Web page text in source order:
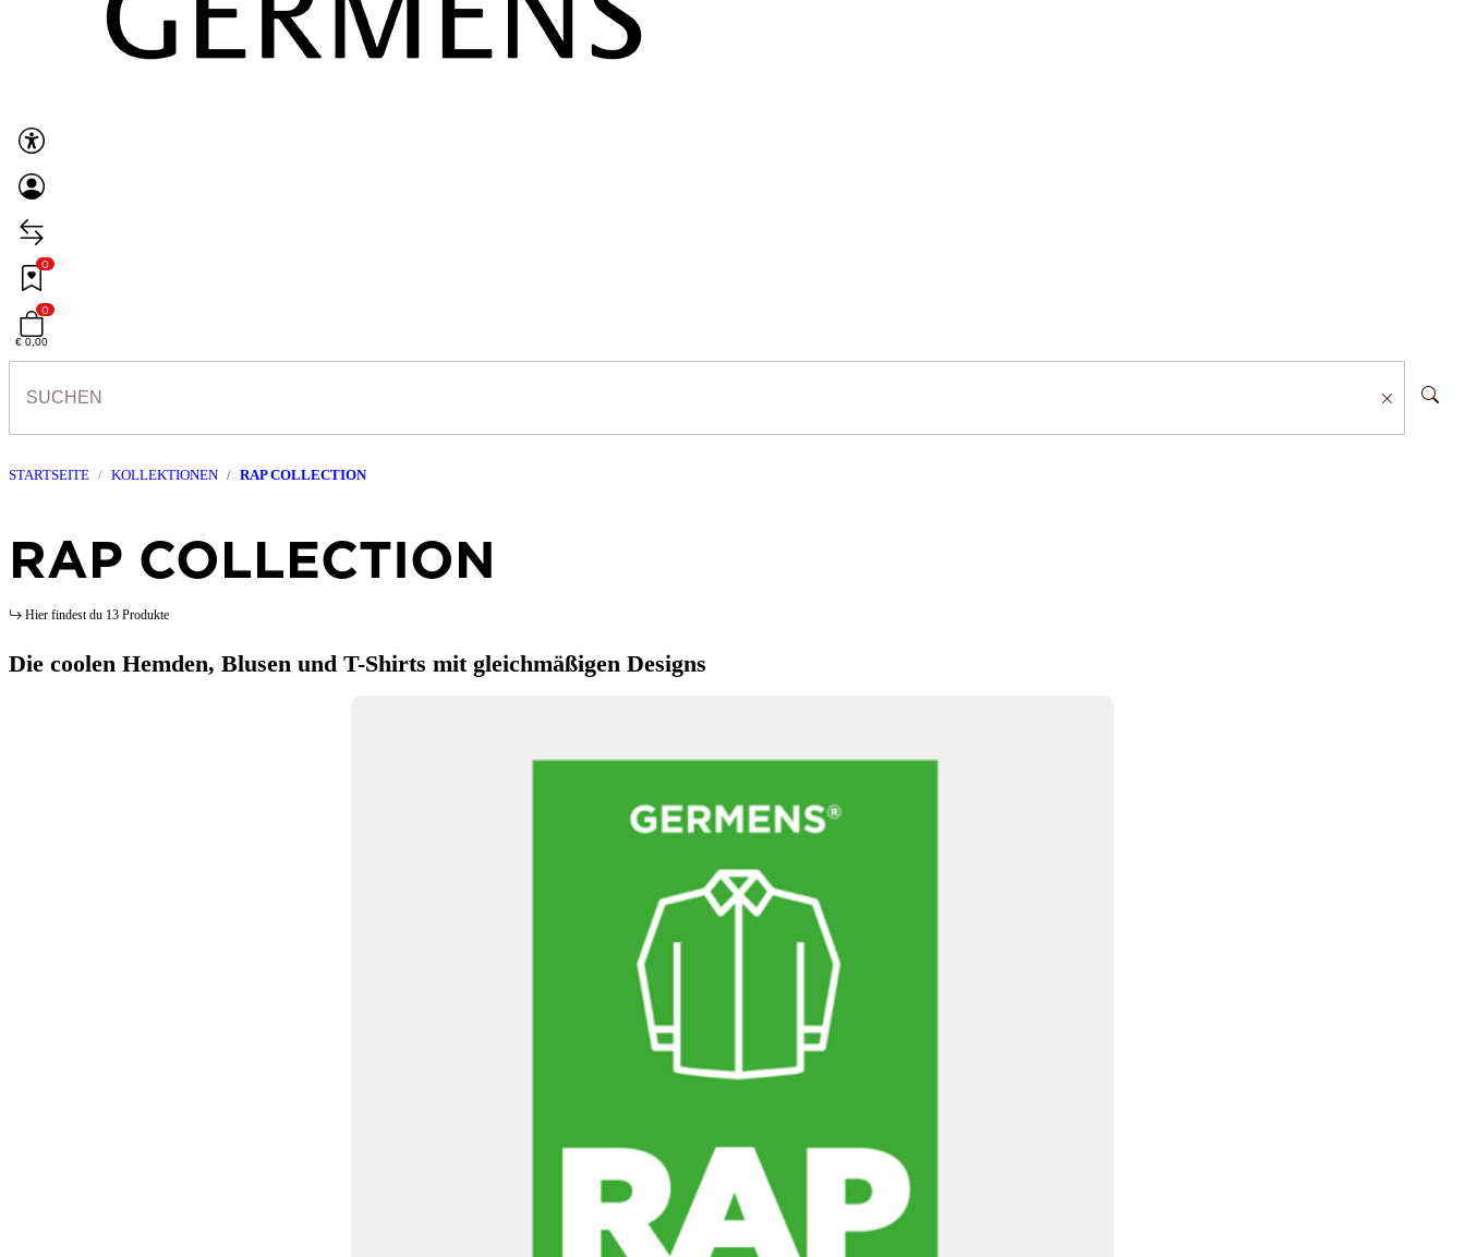
0
0
€ 0,00
STARTSEITE KOLLEKTIONEN RAP COLLECTION
RAP COLLECTION
Hier findest du 13 Produkte
Die coolen Hemden, Blusen und T-Shirts mit gleichmäßigen Designs